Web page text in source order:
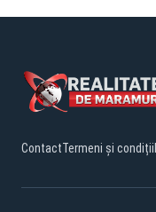
ContactTermeni și condiții